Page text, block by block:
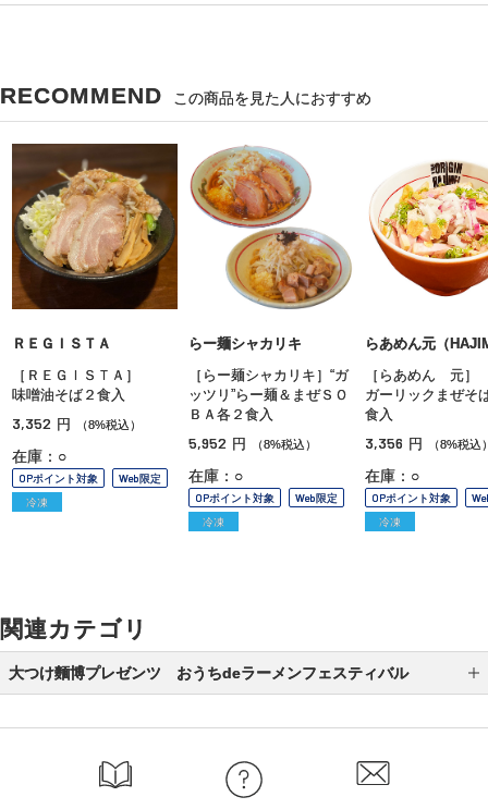
RECOMMEND この商品を見た人におすすめ
ＲＥＧＩＳＴＡ
［ＲＥＧＩＳＴＡ］
味噌油そば２食入
3,352 円 （8%税込）
在庫：○
OPポイント対象
Web限定
冷凍
らー麺シャカリキ
［らー麺シャカリキ］“ガ
ッツリ”らー麺＆まぜＳＯ
ＢＡ各２食入
5,952 円 （8%税込）
在庫：○
OPポイント対象
Web限定
冷凍
らあめん元（
［らあめん 元
ガーリックまぜ
食入
3,356 円 （8%税込
在庫：○
OPポイント対象
冷凍
関連カテゴリ
大つけ麵博プレゼンツ おうちdeラーメンフェスティバル